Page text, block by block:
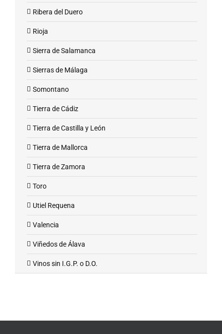
Ribera del Duero
Rioja
Sierra de Salamanca
Sierras de Málaga
Somontano
Tierra de Cádiz
Tierra de Castilla y León
Tierra de Mallorca
Tierra de Zamora
Toro
Utiel Requena
Valencia
Viñedos de Álava
Vinos sin I.G.P. o D.O.